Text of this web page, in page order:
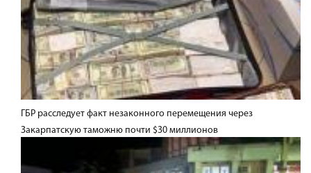
ГБР расследует факт незаконного перемещения через
Закарпатскую таможню почти $30 миллионов